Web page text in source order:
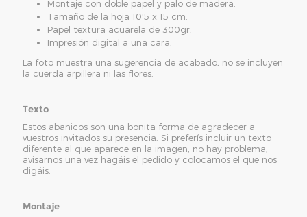
Montaje con doble papel y palo de madera.
Tamaño de la hoja 10'5 x 15 cm.
Papel textura acuarela de 300gr.
Impresión digital a una cara.
La foto muestra una sugerencia de acabado, no se incluyen
la cuerda arpillera ni las flores.
Texto
Estos abanicos son una bonita forma de agradecer a
vuestros invitados su presencia. Si preferís incluir un texto
diferente al que aparece en la imagen, no hay problema,
avisarnos una vez hagáis el pedido y colocamos el que nos
digáis.
Montaje